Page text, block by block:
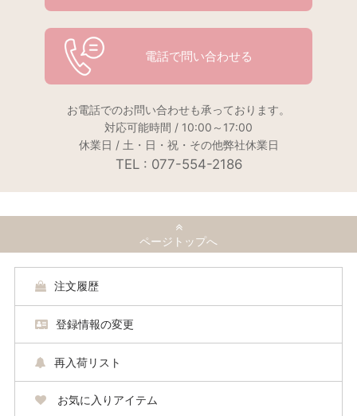
電話で問い合わせる
お電話でのお問い合わせも承っております。
対応可能時間 / 10:00～17:00
休業日 / 土・日・祝・その他弊社休業日
TEL : 077-554-2186
ページトップへ
注文履歴
登録情報の変更
再入荷リスト
お気に入りアイテム